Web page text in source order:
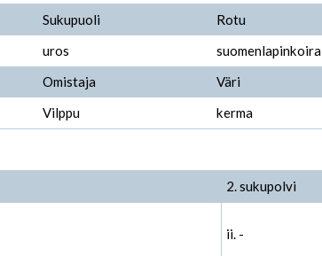
Sukupuoli
Rotu
uros
suomenlapinkoira
Omistaja
Väri
Vilppu kerma
2. sukupolvi
ii. -